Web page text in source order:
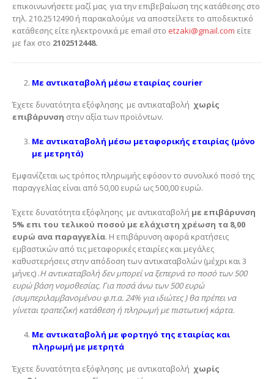
επικοινωνήσετε μαζί μας για την επιβεβαίωση της κατάθεσης στο
τηλ. 210.2512490 ή παρακαλούμε να αποστείλετε το αποδεικτικό
κατάθεσης είτε ηλεκτρονικά με email στο etzaki@gmail.com είτε
με fax στο 2102512448.
Με αντικαταβολή μέσω εταιρίας courier
Έχετε δυνατότητα εξόφλησης με αντικαταβολή χωρίς
επιβάρυνση στην αξία των προϊόντων.
Με αντικαταβολή μέσω μεταφορικής εταιρίας (μόνο
με μετρητά)
Εμφανίζεται ως τρόπος πληρωμής εφόσον το συνολικό ποσό της
παραγγελίας είναι από 50,00 ευρώ ως 500,00 ευρώ.
Έχετε δυνατότητα εξόφλησης με αντικαταβολή με επιβάρυνση
5% επι του τελικού ποσού με ελάχιστη χρέωση τα 8,00
ευρώ ανα παραγγελία. Η επιβάρυνση αφορά κρατήσεις
εμβαστικών από τις μεταφορικές εταιρίες και μεγάλες
καθυστερήσεις στην απόδοση των αντικαταβολών (μέχρι και 3
μήνες) .Η αντικαταβολή δεν μπορεί να ξεπερνά το ποσό των 500
ευρώ βάση νομοθεσίας. Για ποσά άνω των 500 ευρώ
(συμπεριλαμβανομένου φ.π.α. 24% για ιδιώτες ) θα πρέπει να
γίνεται τραπεζική κατάθεση ή πληρωμή με πιστωτική κάρτα.
Με αντικαταβολή με φορτηγό της εταιρίας και
πληρωμή με μετρητά
Έχετε δυνατότητα εξόφλησης με αντικαταβολή χωρίς